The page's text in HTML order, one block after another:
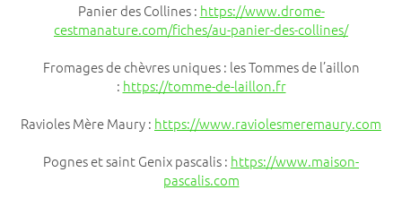
Panier des Collines : https://www.drome-
cestmanature.com/fiches/au-panier-des-collines/
Fromages de chèvres uniques : les Tommes de l’aillon
: https://tomme-de-laillon.fr
Ravioles Mère Maury : https://www.raviolesmeremaury.com
Pognes et saint Genix pascalis : https://www.maison-
pascalis.com